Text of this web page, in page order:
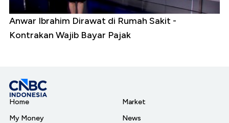
Anwar Ibrahim Dirawat di Rumah Sakit -
Kontrakan Wajib Bayar Pajak
Home
My Money
Market
News